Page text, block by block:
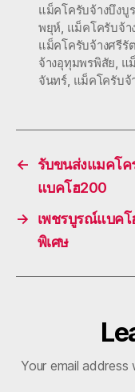
แม็คโครับจ้างบึงบู
พยุห์, แม็คโครับจ้า
แม็คโครับจ้างศรีรั
จ้างอุทุมพรพิสัย, แ
จันทร์, แม็คโครับจ้
←
รับขนส่งแมคโค
แบคโฮ200
→
เพชรบูรณ์แบคโ
พิเศษ
Your email address